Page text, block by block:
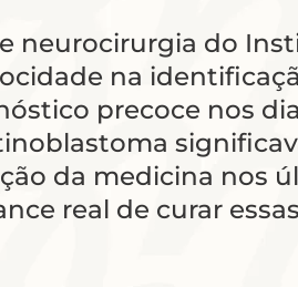
neurocirurgia do
na
precoce nos
da medicina nos
real de curar